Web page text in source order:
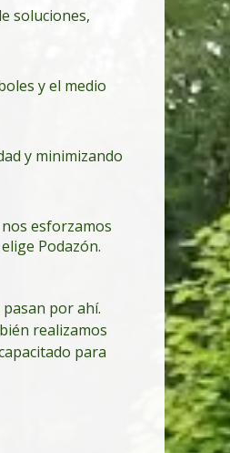
soluciones,
y el medio
y minimizando
esforzamos
Podazón.
por ahí.
realizamos
para